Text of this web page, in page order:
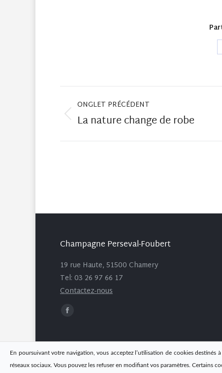
Navigation
de
commentaire
ONGLET PRÉCÉDENT
Onglet
La nature change de robe
Champagne Perseval-Foubert
19 rue Haute, 51500 Chamery
Tel: 03 26 97 66 17
Contactez-nous
Trouvez nous sur :
Facebook
opens
in
new
En poursuivant votre navigation, vous acceptez l’utilisation de cookies destinés
réseaux sociaux. Vous pouvez les refuser en modifiant vos paramètres. Certains